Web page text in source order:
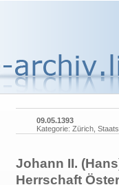
09.05.1393
Kategorie: Zürich,
Johann II.
Herrschaft